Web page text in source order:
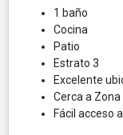
1 baño
Cocina
Patio
Estrato 3
Excelente
Cerca a
Fácil acceso